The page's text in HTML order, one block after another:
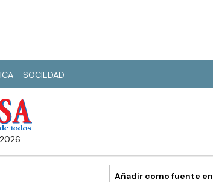
SOCIEDAD
Añadir como fuente en